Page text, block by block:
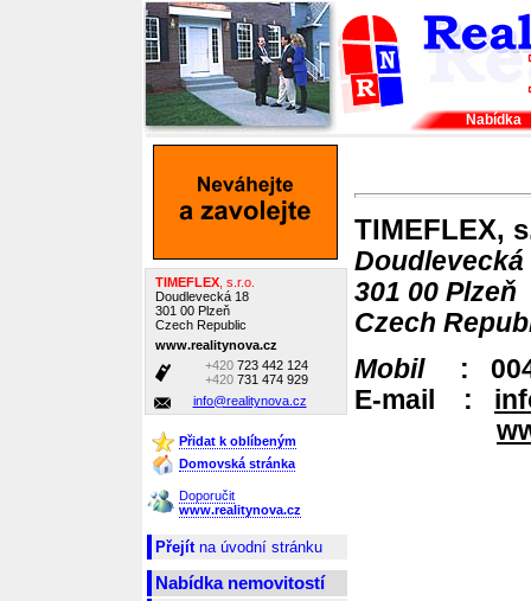
Nabídka
TIMEFLEX, s.r.o.
Doudlevecká 18
301 00 Plzeň
Czech Republic
www.realitynova.cz
+420723 442 124
+420731 474 929
info@realitynova.cz
Přidat k oblíbeným
Domovská stránka
Doporučit
www.realitynova.cz
Přejítna úvodní stránku
Nabídka nemovitostí
TIMEFLEX,
Doudlevecká
301 00 Plzeň
Czech
Mobil:
E-mail :